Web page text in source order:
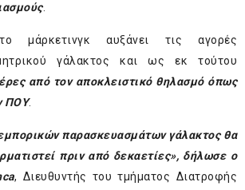
.
μάρκετινγκ αυξάνει τις αγορές
γάλακτος και ως εκ τούτου
από τον αποκλειστικό θηλασμό όπως
ΠΟΥ.
παρασκευασμάτων γάλακτος θα
πριν από δεκαετίες», δήλωσε ο
, Διευθυντής του τμήματος Διατροφής